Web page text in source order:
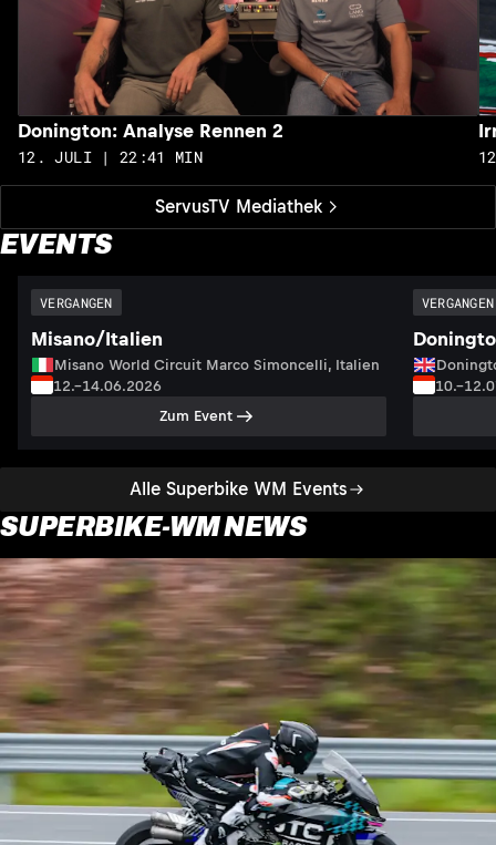
ServusTV Mediathek
Donington: Analyse Rennen 2
12. JULI | 22:41 MIN
EVENTS
Alle Superbike WM Events
VERGANGEN
Misano/Italien
Misano World Circuit Marco Simoncelli, Italien
12.–14.06.2026
Zum Event
VERGANGEN
SUPERBIKE-WM NEWS